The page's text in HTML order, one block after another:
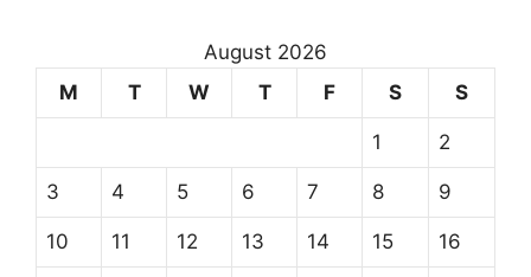
August 2026
M
T W T F S S
1 2
3 4 5 6 7 8 9
10 11 12 13 14 15 16